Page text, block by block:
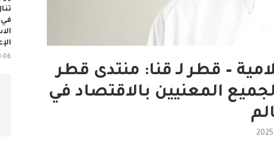
– قطر لـ قنا: منتدى قطر
المعنيين بالاقتصاد في
في
06